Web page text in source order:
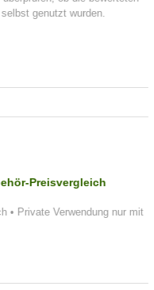
• Private Verwendung nur mit
Preisvergleich